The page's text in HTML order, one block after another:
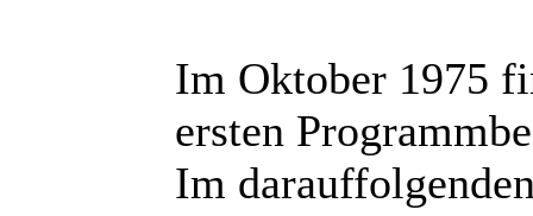
Im Oktober 1975
ersten
Im